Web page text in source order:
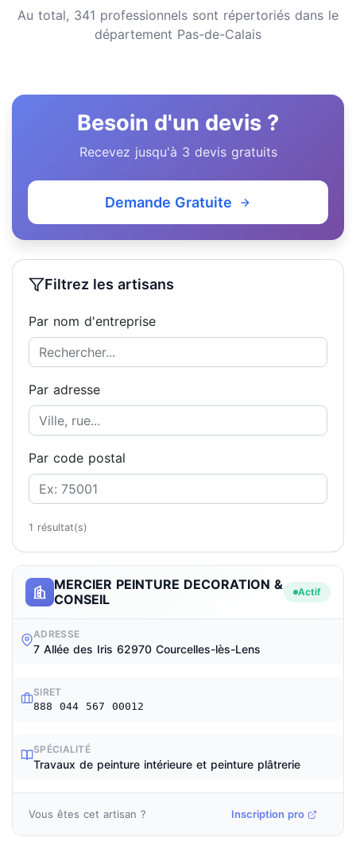
Au total, 341 professionnels sont répertoriés dans le
département Pas-de-Calais
MERCIER PEINTURE DECORATION &
CONSEIL
Actif
ADRESSE
7 Allée des Iris 62970 Courcelles-lès-Lens
SIRET
888 044 567 00012
SPÉCIALITÉ
Travaux de peinture intérieure et peinture plâtrerie
Vous êtes cet artisan ? Inscription pro
Besoin d'un devis ?
Recevez jusqu'à 3 devis gratuits
Demande Gratuite
Filtrez les artisans
Par nom d'entreprise
Par adresse
Par code postal
1 résultat(s)